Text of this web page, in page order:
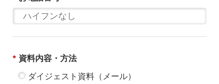
* 資料内容・方法
ダイジェスト資料（メール）